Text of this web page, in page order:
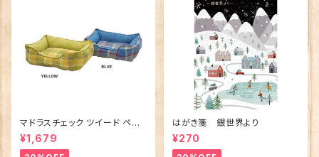
マドラスチェック ツイード ペット
ベッド（犬猫用）M
¥1,679
はがき箋 銀世界より
¥270